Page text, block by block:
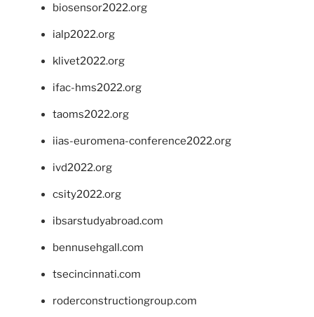
biosensor2022.org
ialp2022.org
klivet2022.org
ifac-hms2022.org
taoms2022.org
iias-euromena-conference2022.org
ivd2022.org
csity2022.org
ibsarstudyabroad.com
bennusehgall.com
tsecincinnati.com
roderconstructiongroup.com